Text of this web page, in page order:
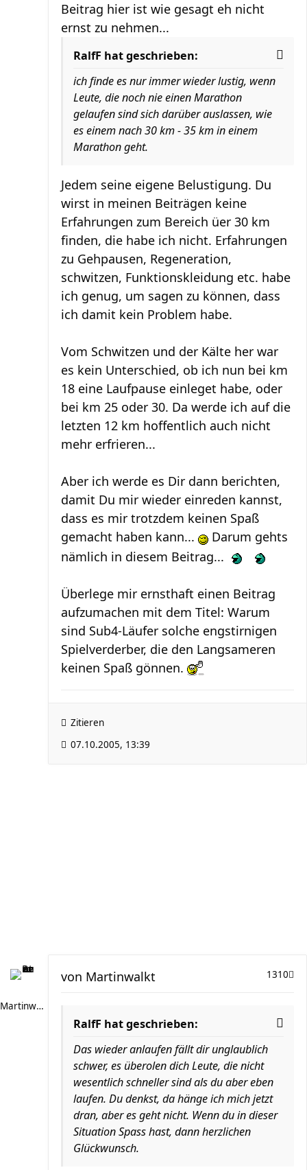
Beitrag hier ist wie gesagt eh nicht
ernst zu nehmen...
RalfF hat geschrieben:
ich finde es nur immer wieder lustig, wenn
Leute, die noch nie einen Marathon
gelaufen sind sich darüber auslassen, wie
es einem nach 30 km - 35 km in einem
Marathon geht.
Jedem seine eigene Belustigung. Du
wirst in meinen Beiträgen keine
Erfahrungen zum Bereich üer 30 km
finden, die habe ich nicht. Erfahrungen
zu Gehpausen, Regeneration,
schwitzen, Funktionskleidung etc. habe
ich genug, um sagen zu können, dass
ich damit kein Problem habe.
Vom Schwitzen und der Kälte her war
es kein Unterschied, ob ich nun bei km
18 eine Laufpause einleget habe, oder
bei km 25 oder 30. Da werde ich auf die
letzten 12 km hoffentlich auch nicht
mehr erfrieren...
Aber ich werde es Dir dann berichten,
damit Du mir wieder einreden kannst,
dass es mir trotzdem keinen Spaß
gemacht haben kann...
Darum gehts
nämlich in diesem Beitrag...
Überlege mir ernsthaft einen Beitrag
aufzumachen mit dem Titel: Warum
sind Sub4-Läufer solche engstirnigen
Spielverderber, die den Langsameren
keinen Spaß gönnen.
Zitieren
07.10.2005, 13:39
Martinwalkt
1310
von Martinwalkt
RalfF hat geschrieben:
Das wieder anlaufen fällt dir unglaublich
schwer, es überolen dich Leute, die nicht
wesentlich schneller sind als du aber eben
laufen. Du denkst, da hänge ich mich jetzt
dran, aber es geht nicht. Wenn du in dieser
Situation Spass hast, dann herzlichen
Glückwunsch.